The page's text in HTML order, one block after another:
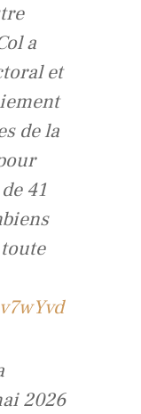
a
et
de la
41
2026